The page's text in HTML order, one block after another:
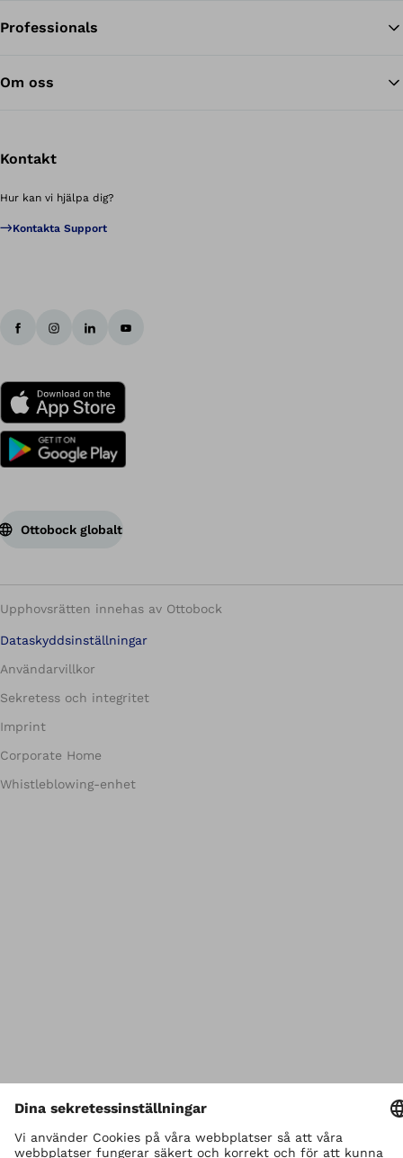
Professionals
Om oss
Kontakt
Hur kan vi hjälpa dig?
Kontakta Support
Ottobock globalt
Upphovsrätten innehas av Ottobock
Dataskyddsinställningar
Användarvillkor
Sekretess och integritet
Imprint
Corporate Home
Whistleblowing-enhet